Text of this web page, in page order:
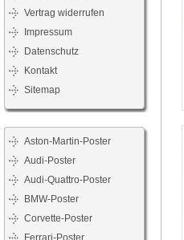
Vertrag widerrufen
Impressum
Datenschutz
Kontakt
Sitemap
Aston-Martin-Poster
Audi-Poster
Audi-Quattro-Poster
BMW-Poster
Corvette-Poster
Ferrari-Poster